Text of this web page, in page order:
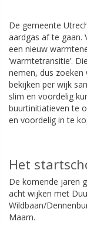
De gemeente
aardgas af te gaan.
een nieuw
‘warmtetransitie’.
nemen, dus
bekijken per wijk
slim en voordelig
buurtinitiatieven te
en voordelig in te
Het
De komende jaren
acht wijken met
Wildbaan/
Maarn.